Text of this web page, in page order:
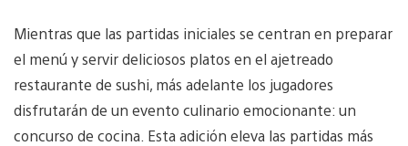
Mientras que las partidas iniciales se centran en preparar
el menú y servir deliciosos platos en el ajetreado
restaurante de sushi, más adelante los jugadores
disfrutarán de un evento culinario emocionante: un
concurso de cocina. Esta adición eleva las partidas más